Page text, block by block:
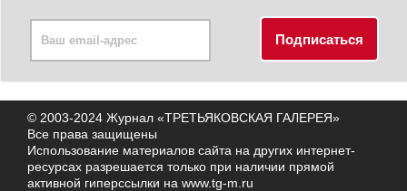
© 2003-2024 Журнал «ТРЕТЬЯКОВСКАЯ ГАЛЕРЕЯ»
Все права защищены
Использование материалов сайта на других интернет-
ресурсах разрешается только при наличии прямой
активной гиперссылки на www.tg-m.ru